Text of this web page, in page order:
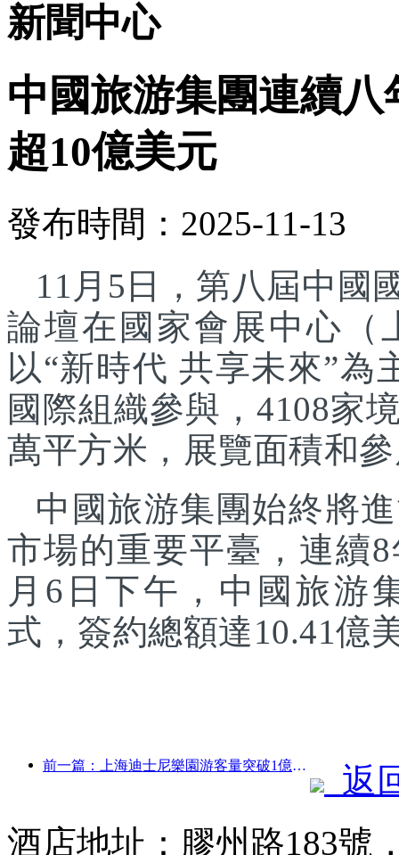
新聞中心
中國旅游集團連續
超10億美元
發布時間：2025-11-13
11月5日，第八屆中國
論壇在國家會展中心（
以“新時代 共享未來”為
國際組織參與，4108家
萬平方米，展覽面積和
中國旅游集團始終將
市場的重要平臺，連續
月6日下午，中國旅游
式，簽約總額達10.41億
前一篇：上海迪士尼樂園游客量突破1億人次 將擴建第四座主題酒店
返
酒店地址：膠州路183號